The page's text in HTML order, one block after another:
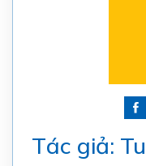
Tác giả: